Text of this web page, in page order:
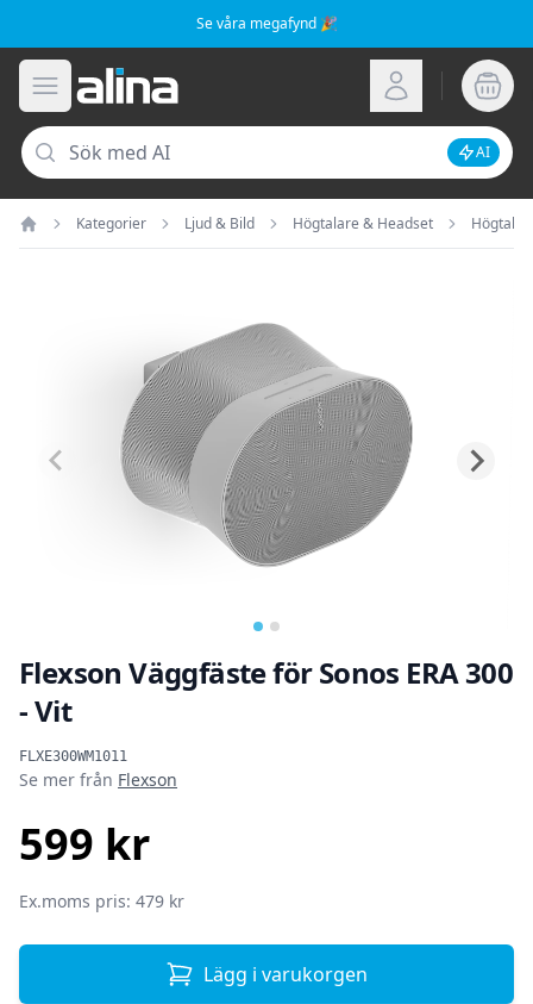
Se våra megafynd 🎉
Öppna meny
Alina.se Logga in
Sök
AI
Hem
Kategorier Ljud & Bild Högtalare & Headset
Flexson Väggfäste för Sonos ERA 300
- Vit
FLXE300WM1011
Produktinformation
Se mer från Flexson
599 kr
Ex.moms pris: 479 kr
Lägg i varukorgen